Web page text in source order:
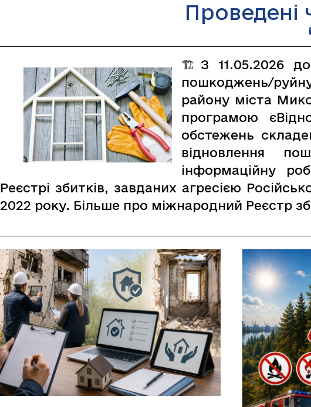
Проведені
🏗З 11.05.2026 до
пошкоджень/
району міста
програмою
обстежень
відновлення
інформаційну
Реєстрі збитків, завданих агресією
2022 року. Більше про міжнародний Реєстр